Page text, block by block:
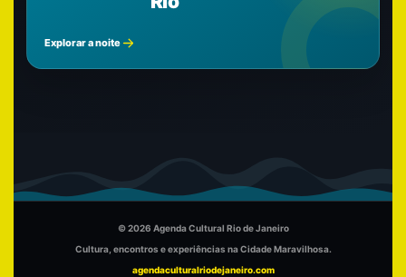
Explorar a noite
© 2026 Agenda Cultural Rio de Janeiro
Cultura, encontros e experiências na Cidade Maravilhosa.
agendaculturalriodejaneiro.com